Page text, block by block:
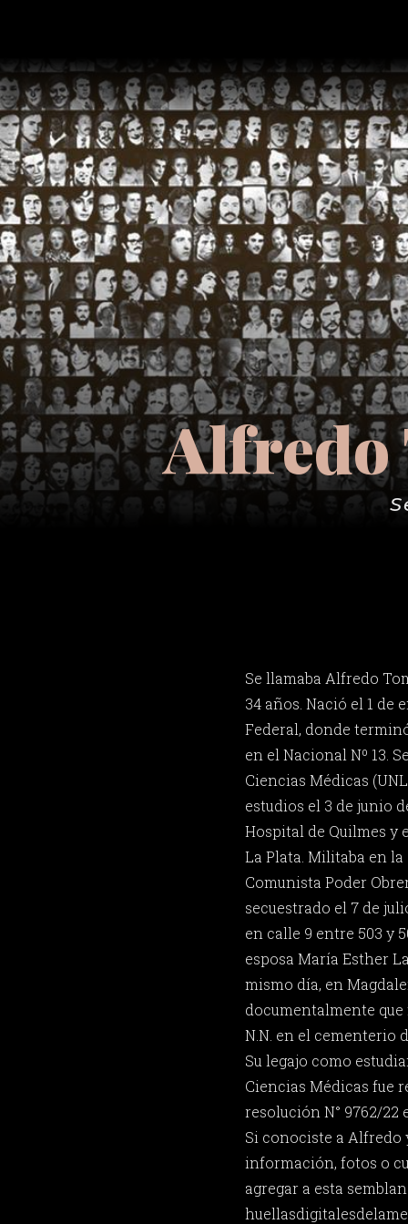
Alfredo
Se llamaba Alfredo
34 años. Nació el 1 de
Federal, donde
en el Nacional Nº 13.
Ciencias Médicas
estudios el 3 de junio
Hospital de Quilmes y
La Plata. Militaba en
Comunista Poder
secuestrado el 7 de
en calle 9 entre 503 y
esposa María Esther
mismo día, en
documentalmente
N.N. en el cementerio
Su legajo como
Ciencias Médicas fue
resolución N° 9762/22
Si conociste a Alfredo
información, fotos o
agregar a esta